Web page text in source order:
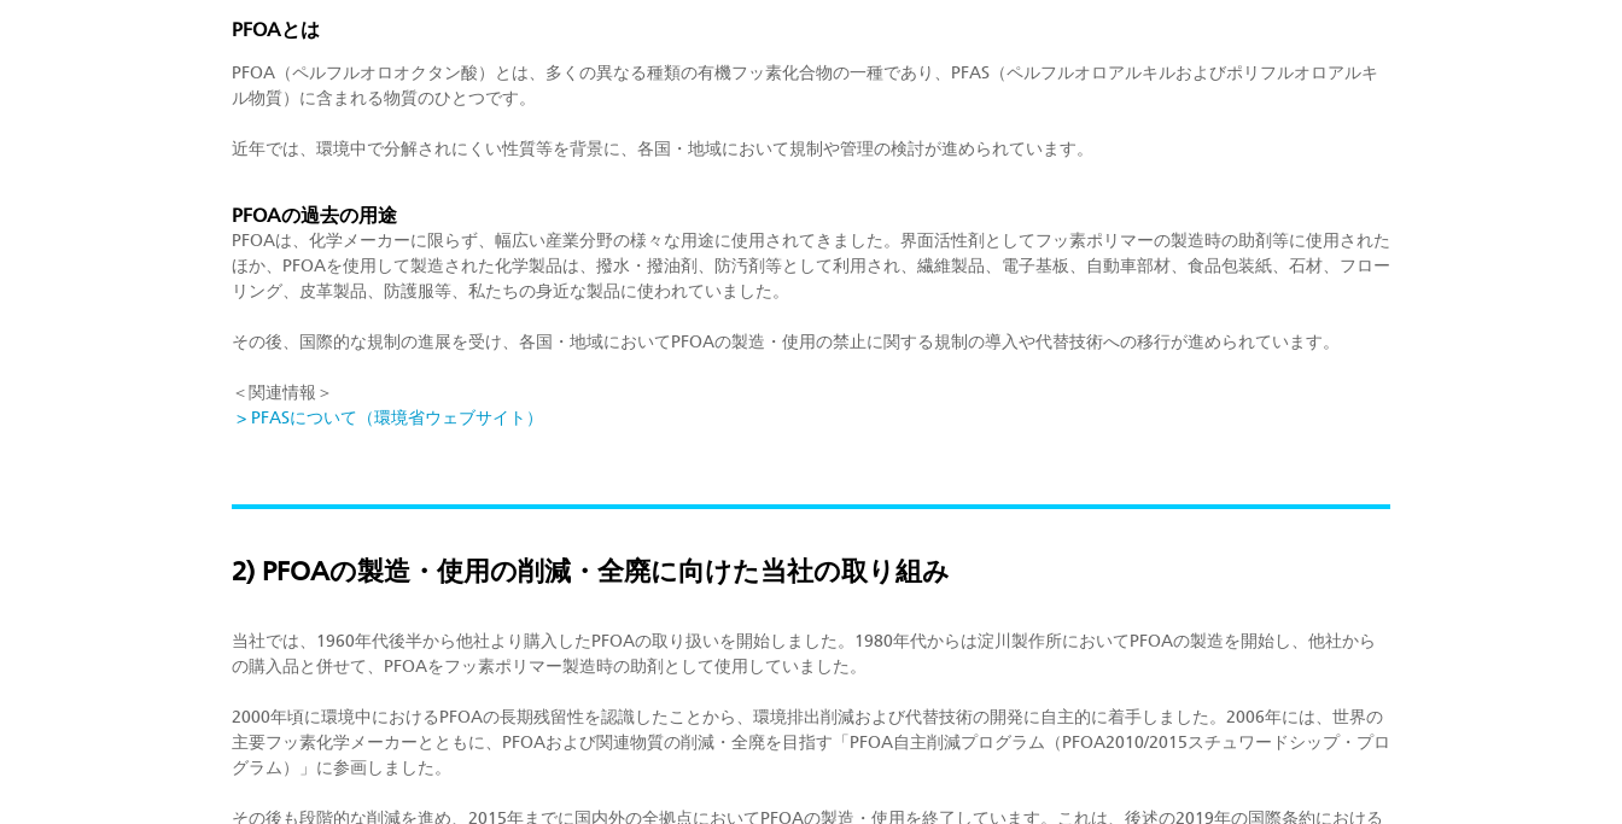
PFOAとは
PFOA（ペルフルオロオクタン酸）とは、多くの異なる種類の有機フッ素化合物の一種であり、PFAS（ペルフルオロアルキルおよびポリフルオロアルキ
ル物質）に含まれる物質のひとつです。
近年では、環境中で分解されにくい性質等を背景に、各国・地域において規制や管理の検討が進められています。
PFOAの過去の用途
PFOAは、化学メーカーに限らず、幅広い産業分野の様々な用途に使用されてきました。界面活性剤としてフッ素ポリマーの製造時の助剤等に使用された
ほか、PFOAを使用して製造された化学製品は、撥水・撥油剤、防汚剤等として利用され、繊維製品、電子基板、自動車部材、食品包装紙、石材、フロー
リング、皮革製品、防護服等、私たちの身近な製品に使われていました。
その後、国際的な規制の進展を受け、各国・地域においてPFOAの製造・使用の禁止に関する規制の導入や代替技術への移行が進められています。
＜関連情報＞
> PFASについて（環境省ウェブサイト）
2) PFOAの製造・使用の削減・全廃に向けた当社の取り組み
当社では、1960年代後半から他社より購入したPFOAの取り扱いを開始しました。1980年代からは淀川製作所においてPFOAの製造を開始し、他社から
の購入品と併せて、PFOAをフッ素ポリマー製造時の助剤として使用していました。
2000年頃に環境中におけるPFOAの長期残留性を認識したことから、環境排出削減および代替技術の開発に自主的に着手しました。2006年には、世界の
主要フッ素化学メーカーとともに、PFOAおよび関連物質の削減・全廃を目指す「PFOA自主削減プログラム（PFOA2010/2015スチュワードシップ・プロ
グラム）」に参画しました。
その後も段階的な削減を進め、2015年までに国内外の全拠点においてPFOAの製造・使用を終了しています。これは、後述の2019年の国際条約における